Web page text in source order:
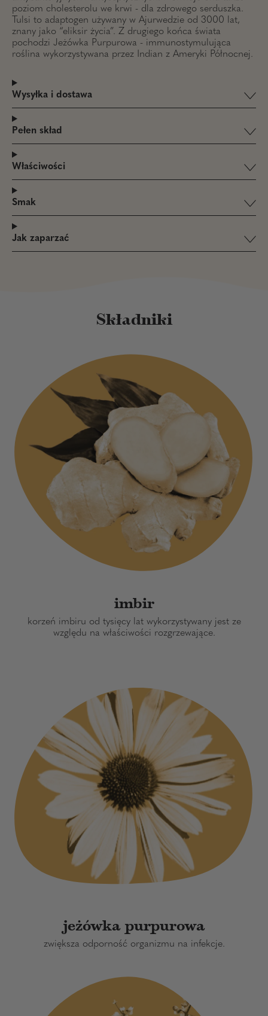
poziom cholesterolu we krwi - dla zdrowego serduszka.
Tulsi to adaptogen używany w Ajurwedzie od 3000 lat,
znany jako “eliksir życia”. Z drugiego końca świata
pochodzi Jeżówka Purpurowa - immunostymulująca
roślina wykorzystywana przez Indian z Ameryki Północnej.
Wysyłka i dostawa
Pełen skład
Właściwości
Smak
Jak zaparzać
Składniki
imbir
korzeń imbiru od tysięcy lat wykorzystywany jest ze
względu na właściwości rozgrzewające.
jeżówka purpurowa
zwiększa odporność organizmu na infekcje.